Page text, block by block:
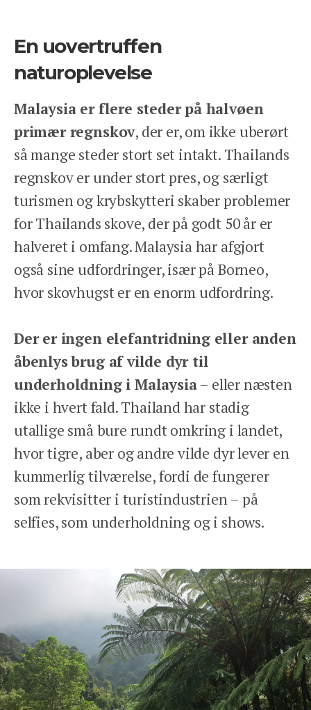
En uovertruffen
naturoplevelse
Malaysia er flere steder på halvøen
primær regnskov, der er, om ikke uberørt
så mange steder stort set intakt. Thailands
regnskov er under stort pres, og særligt
turismen og krybskytteri skaber problemer
for Thailands skove, der på godt 50 år er
halveret i omfang. Malaysia har afgjort
også sine udfordringer, især på Borneo,
hvor skovhugst er en enorm udfordring.
Der er ingen elefantridning eller anden
åbenlys brug af vilde dyr til
underholdning i Malaysia– eller næsten
ikke i hvert fald. Thailand har stadig
utallige små bure rundt omkring i landet,
hvor tigre, aber og andre vilde dyr lever en
kummerlig tilværelse, fordi de fungerer
som rekvisitter i turistindustrien – på
selfies, som underholdning og i shows.